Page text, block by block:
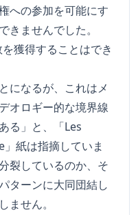
への参加を可能にす
きませんでした。
獲得することはでき
になるが、これはメ
オロギー的な境界線
る」と、「Les
紙は指摘していま
裂しているのか、そ
ターンに大同団結し
ません。